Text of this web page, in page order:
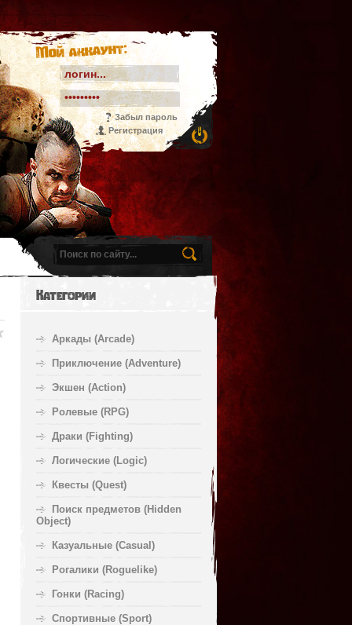
Мой аккаунт:
Забыл пароль
Регистрация
Категории
Аркады (Arcade)
Приключение (Adventure)
Экшен (Action)
Ролевые (RPG)
Драки (Fighting)
Логические (Logic)
Квесты (Quest)
Поиск предметов (Hidden
Object)
Казуальные (Casual)
Рогалики (Roguelike)
Гонки (Racing)
Спортивные (Sport)